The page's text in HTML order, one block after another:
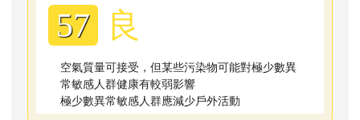
57 良
空氣質量可接受，但某些污染物可能對極少數異
常敏感人群健康有較弱影響
極少數異常敏感人群應減少戶外活動